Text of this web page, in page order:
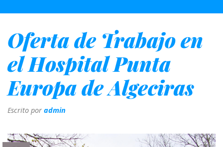
Oferta de Trabajo en
el Hospital Punta
Europa de Algeciras
Escrito por admin